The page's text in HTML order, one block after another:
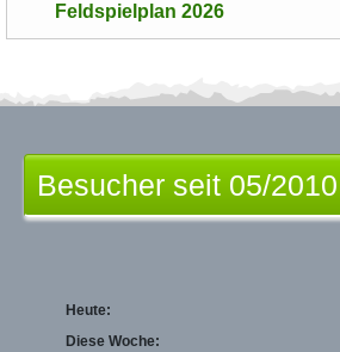
Feldspielplan 2026
Besucher seit 05/2010
Heute:
Diese Woche: